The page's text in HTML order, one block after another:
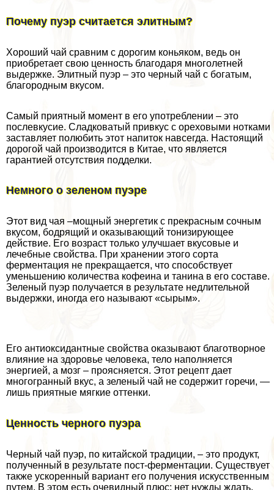
Почему пуэр считается элитным?
Хороший чай сравним с дорогим коньяком, ведь он
приобретает свою ценность благодаря многолетней
выдержке. Элитный пуэр – это черный чай с богатым,
благородным вкусом.
Самый приятный момент в его употрeблении – это
послевкусие. Сладковатый привкус с ореховыми нотками
заставляет полюбить этот напиток навсегда. Настоящий
дорогой чай производится в Китае, что является
гарантией отсутствия подделки.
Немного о зеленом пуэре
Этот вид чая –мощный энергетик с прекрасным сочным
вкусом, бодрящий и оказывающий тонизирующее
действие. Его возраст только улучшает вкусовые и
лечебные свойства. При хранении этого сорта
ферментация не прекращается, что способствует
уменьшению количества кофеина и танина в его составе.
Зеленый пуэр получается в результате недлительной
выдержки, иногда его называют «сырым».
Его антиоксидантные свойства оказывают благотворное
влияние на здоровье человека, тело наполняется
энергией, а мозг – проясняется. Этот рецепт дает
многогранный вкус, а зеленый чай не содержит горечи, —
лишь приятные мягкие оттенки.
Ценность черного пуэра
Черный чай пуэр, по китайской традиции, – это продукт,
полученный в результате пост-ферментации. Существует
также ускоренный вариант его получения искусственным
путем. В этом есть очевидный плюс: нет нужды ждать,